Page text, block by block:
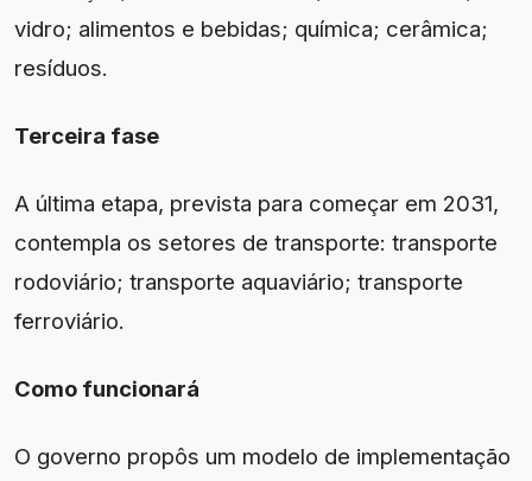
vidro; alimentos e bebidas; química; cerâmica;
resíduos.
Terceira fase
A última etapa, prevista para começar em 2031,
contempla os setores de transporte: transporte
rodoviário; transporte aquaviário; transporte
ferroviário.
Como funcionará
O governo propôs um modelo de implementação